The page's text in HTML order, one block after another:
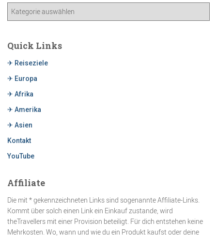
Quick Links
✈ Reiseziele
✈ Europa
✈ Afrika
✈ Amerika
✈ Asien
Kontakt
YouTube
Affiliate
Die mit * gekennzeichneten Links sind sogenannte Affiliate-Links.
Kommt über solch einen Link ein Einkauf zustande, wird
theTravellers mit einer Provision beteiligt. Für dich entstehen keine
Mehrkosten. Wo, wann und wie du ein Produkt kaufst oder deine